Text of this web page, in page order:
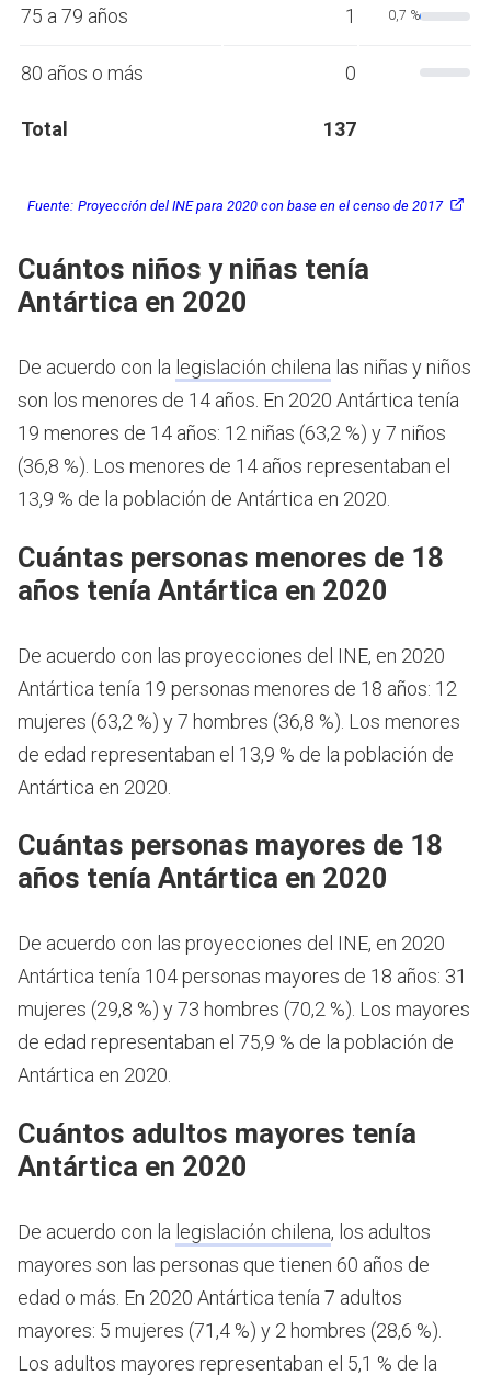
75 a 79 años 1 0,7 %
80 años o más 0
Total 137
Fuente: Proyección del INE para 2020 con base en el censo de 2017
Cuántos niños y niñas tenía
Antártica en 2020
De acuerdo con la legislación chilena las niñas y niños
son los menores de 14 años. En 2020 Antártica tenía
19 menores de 14 años: 12 niñas (63,2 %) y 7 niños
(36,8 %). Los menores de 14 años representaban el
13,9 % de la población de Antártica en 2020.
Cuántas personas menores de 18
años tenía Antártica en 2020
De acuerdo con las proyecciones del INE, en 2020
Antártica tenía 19 personas menores de 18 años: 12
mujeres (63,2 %) y 7 hombres (36,8 %). Los menores
de edad representaban el 13,9 % de la población de
Antártica en 2020.
Cuántas personas mayores de 18
años tenía Antártica en 2020
De acuerdo con las proyecciones del INE, en 2020
Antártica tenía 104 personas mayores de 18 años: 31
mujeres (29,8 %) y 73 hombres (70,2 %). Los mayores
de edad representaban el 75,9 % de la población de
Antártica en 2020.
Cuántos adultos mayores tenía
Antártica en 2020
De acuerdo con la legislación chilena, los adultos
mayores son las personas que tienen 60 años de
edad o más. En 2020 Antártica tenía 7 adultos
mayores: 5 mujeres (71,4 %) y 2 hombres (28,6 %).
Los adultos mayores representaban el 5,1 % de la